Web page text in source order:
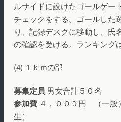
ルサイドに設けたゴールゲー
チェックをする。ゴールした
り、記録デスクに移動し、氏
の確認を受ける。ランキング
(4) １ｋｍの部
募集定員 男女合計５０名
参加費 ４，０００円 （一
生）